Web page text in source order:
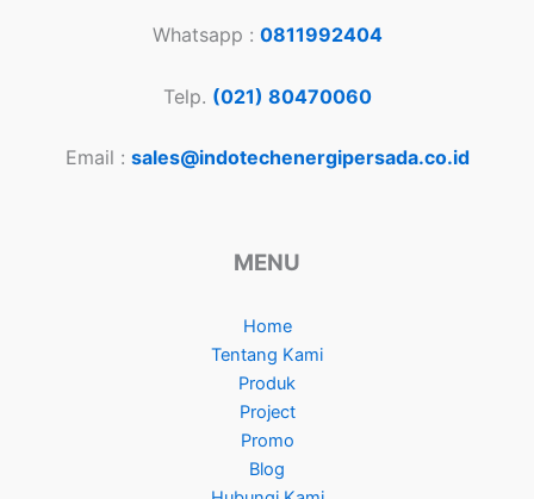
Whatsapp : 0811992404
Telp. (021) 80470060
Email : sales@indotechenergipersada.co.id
MENU
Home
Tentang Kami
Produk
Project
Promo
Blog